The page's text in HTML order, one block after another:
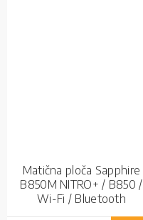
Matična ploča Sapphire
B850M NITRO+ / B850 /
Wi-Fi / Bluetooth